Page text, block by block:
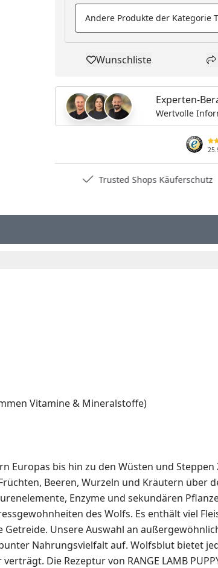
Andere Produkte der Kategorie
Produkt zur
Wunschliste
Experten-
Wertvolle
Trusted Shops Käuferschutz
Vitamine & Mineralstoffe)
bis hin zu den Wüsten und
Beeren, Wurzeln und Kräutern über
Enzyme und sekundären
des Wolfs. Es enthält viel
Unsere Auswahl an
Nahrungsvielfalt auf. Wolfsblut bietet
Die Rezeptur von RANGE LAMB